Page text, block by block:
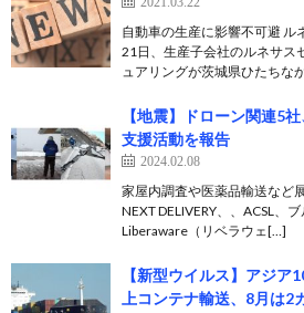
自動車の生産に影響不可避 ル
21日、生産子会社のルネサス
ュアリングが茨城県ひたちな
【地震】ドローン関連5
支援活動を報告
2024.02.08
家屋内調査や医薬品輸送など
NEXT DELIVERY、、ACSL、
Liberaware（リベラウェ[…]
【新型ウイルス】アジア
上コンテナ輸送、8月は